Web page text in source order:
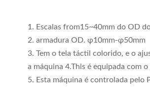
1. Escalas from15~40mm do OD
2. armadura OD. φ10mm-φ50mm
3. Tem o tela táctil colorido, e o
a máquina 4.This é equipada com
5. Esta máquina é controlada pelo